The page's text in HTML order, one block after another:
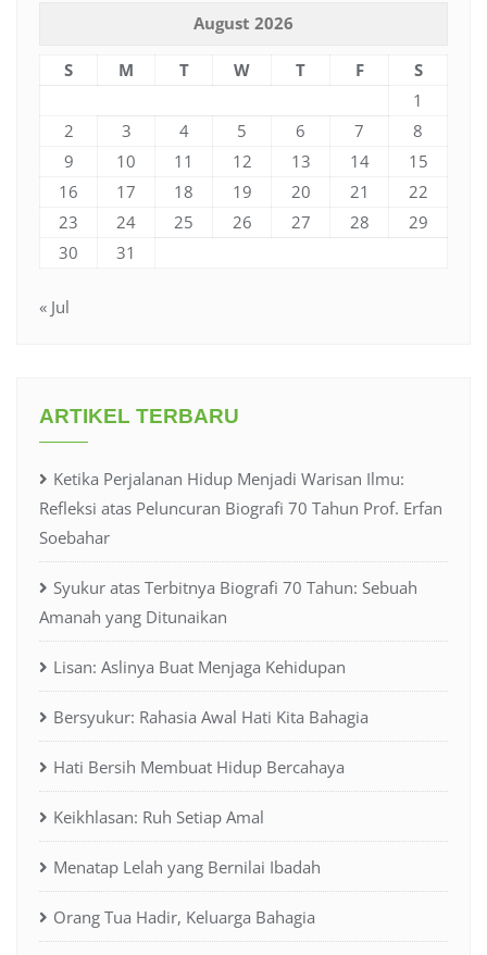
August 2026
S M T W T F
S
1
2
3 4 5 6 7
8
9
10 11 12 13 14
15
16
17 18 19 20 21
22
23
24 25 26 27 28
29
30
31
« Jul
ARTIKEL TERBARU
Ketika Perjalanan Hidup Menjadi Warisan Ilmu:
Refleksi atas Peluncuran Biografi 70 Tahun Prof. Erfan
Soebahar
Syukur atas Terbitnya Biografi 70 Tahun: Sebuah
Amanah yang Ditunaikan
Lisan: Aslinya Buat Menjaga Kehidupan
Bersyukur: Rahasia Awal Hati Kita Bahagia
Hati Bersih Membuat Hidup Bercahaya
Keikhlasan: Ruh Setiap Amal
Menatap Lelah yang Bernilai Ibadah
Orang Tua Hadir, Keluarga Bahagia